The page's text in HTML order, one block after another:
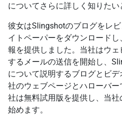
についてさらに詳しく知りたい
彼女はSlingshotのブログをレ
イトペーパーをダウンロード
報を提供しました。当社はウ
するメールの送信を開始し、
について説明するブログとビ
社のウェブページとハローバ
社は無料試用版を提供し、当
始めます。